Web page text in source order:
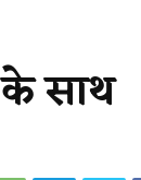
के साथ